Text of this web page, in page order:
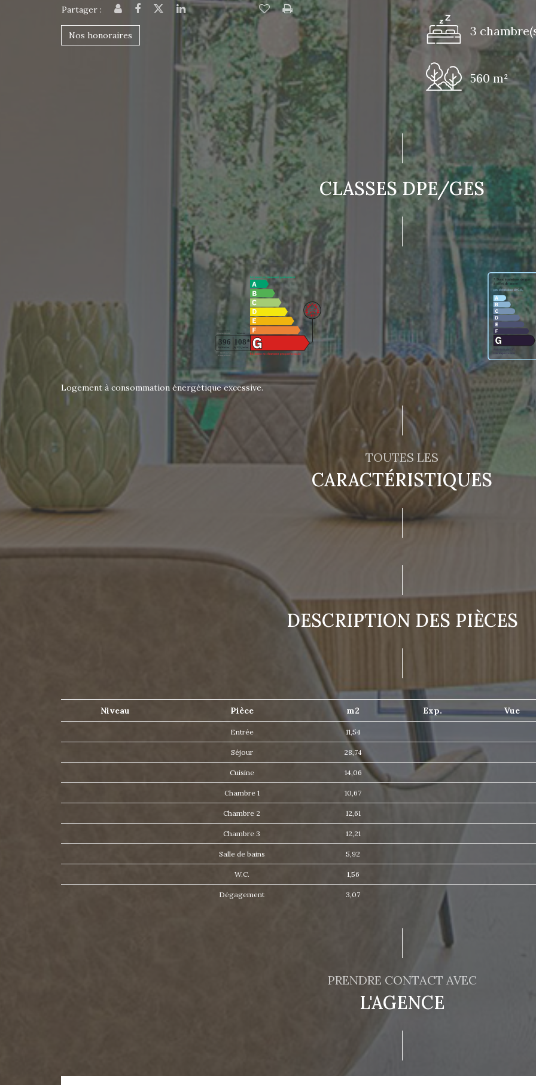
Partager :
Nos honoraires 3
560 m²
CLASSES DPE/GES
Logement à consommation énergétique excessive.
TOUTES LES
CARACTÉRISTIQUES
DESCRIPTION DES PIÈCES
Niveau Pièce m2 Exp. Vue
Entrée 11,54
Séjour 28,74
Cuisine 14,06
Chambre 1 10,67
Chambre 2 12,61
Chambre 3 12,21
Salle de bains 5,92
W.C. 1,56
Dégagement 3,07
PRENDRE CONTACT AVEC
L'AGENCE